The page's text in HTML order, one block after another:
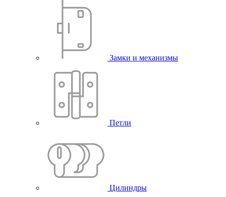
Замки и механизмы
Петли
Цилиндры